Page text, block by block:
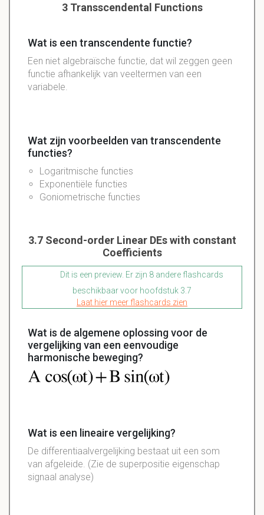
3 Transscendental Functions
Wat is een transcendente functie?
Een niet algebraïsche functie, dat wil zeggen geen
functie afhankelijk van veeltermen van een
variabele.
Wat zijn voorbeelden van transcendente
functies?
Logaritmische functies
Exponentiële functies
Goniometrische functies
3.7 Second-order Linear DEs with constant
Coefficients
Dit is een preview. Er zijn 8 andere flashcards
beschikbaar voor hoofdstuk 3.7
Laat hier meer flashcards zien
Wat is de algemene oplossing voor de
vergelijking van een eenvoudige
harmonische beweging?
Wat is een lineaire vergelijking?
De differentiaalvergelijking bestaat uit een som
van afgeleide. (Zie de superpositie eigenschap
signaal analyse)